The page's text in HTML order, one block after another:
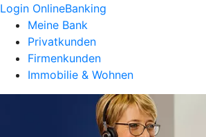
Login OnlineBanking
Meine Bank
Privatkunden
Firmenkunden
Immobilie & Wohnen